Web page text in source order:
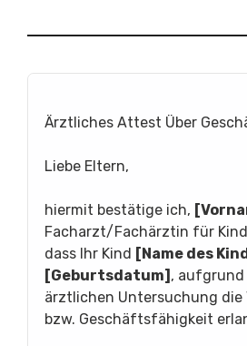
Ärztliches Attest Über
Liebe Eltern,
hiermit bestätige ich,
Facharzt/Fachärztin für
dass Ihr Kind [Name des
[Geburtsdatum] , aufgrund
ärztlichen Untersuchung die
bzw. Geschäftsfähigkeit